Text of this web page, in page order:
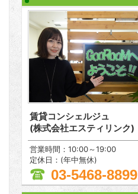
賃貸コンシェルジュ
(株式会社エスティリンク)
営業時間：10:00～19:00
定休日：(年中無休)
03-5468-8899